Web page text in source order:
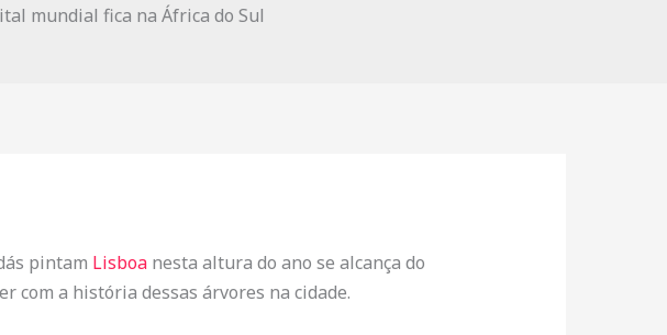
pintam Lisboanesta altura do ano se alcança do
com a história dessas árvores na cidade.